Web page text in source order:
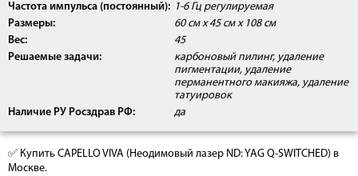
Частота импульса (постоянный): 1-6 Гц регулируемая
Размеры:
60 см x 45 см x 108 см
Вес:
45
Решаемые задачи:
карбоновый пилинг, удаление
пигментации, удаление
перманентного макияжа, удаление
татуировок
Наличие РУ Росздрав РФ:
да
Параметр Значение
Длина волны
нм
Тип лазера
неодимовый
✅ Купить CAPELLO VIVA (Неодимовый лазер ND: YAG Q-SWITCHED) в
Москве.